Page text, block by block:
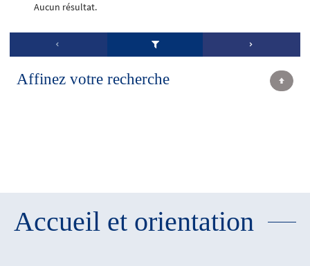
Aucun résultat.
Affinez votre recherche
Accueil et orientation